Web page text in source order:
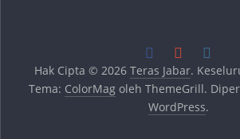
Hak Cipta © 2026 Teras Jabar.
Tema: ColorMagoleh ThemeGrill.
WordPress.